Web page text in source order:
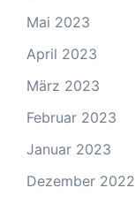
Mai 2023
April 2023
März 2023
Februar 2023
Januar 2023
Dezember 2022